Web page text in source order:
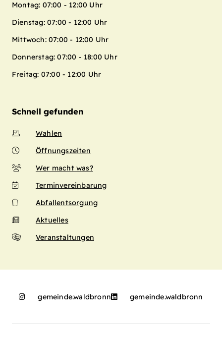
Montag: 07:00 - 12:00 Uhr
Dienstag: 07:00 - 12:00 Uhr
Mittwoch: 07:00 - 12:00 Uhr
Donnerstag: 07:00 - 18:00 Uhr
Freitag: 07:00 - 12:00 Uhr
Schnell gefunden
Wahlen
Öffnungszeiten
Wer macht was?
Terminvereinbarung
Abfallentsorgung
Aktuelles
Veranstaltungen
gemeinde.waldbronn gemeinde.waldbronn